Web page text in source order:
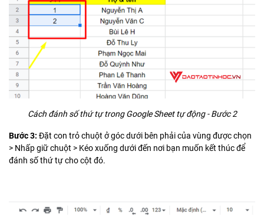
Cách đánh số thứ tự trong Google Sheet tự động - Bước 2
Bước 3: Đặt con trỏ chuột ở góc dưới bên phải của vùng được chọn
> Nhấp giữ chuột > Kéo xuống dưới đến nơi bạn muốn kết thúc để
đánh số thứ tự cho cột đó.